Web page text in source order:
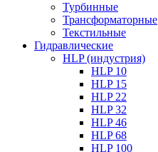
Турбинные
Трансформаторные
Текстильные
Гидравлические
HLP (индустрия)
HLP 10
HLP 15
HLP 22
HLP 32
HLP 46
HLP 68
HLP 100